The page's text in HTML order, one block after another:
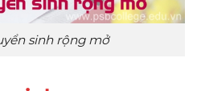
sinh rộng mở